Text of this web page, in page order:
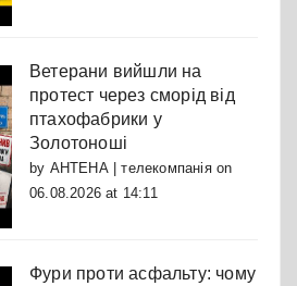
Ветерани вийшли на
протест через сморід від
птахофабрики у
Золотоноші
by АНТЕНА | телекомпаніяon
06.08.2026 at 14:11
Фури проти асфальту: чому